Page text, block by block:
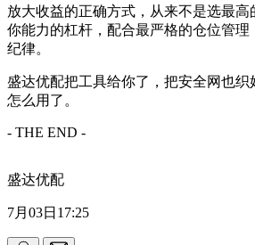
放大收益的正确方式，从来不是选最
你能力的杠杆，配合最严格的仓位管理
纪律。
盛达优配把工具给你了，把安全网也
怎么用了。
- THE END -
盛达优配
7月03日17:25